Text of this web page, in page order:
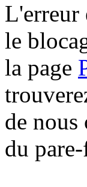
L'erreur
le
la page
de nous
du